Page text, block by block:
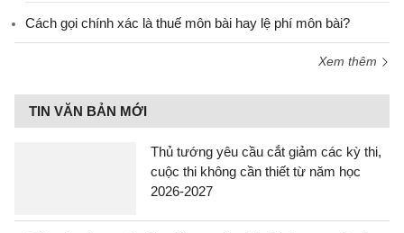
Cách gọi chính xác là thuế môn bài hay lệ phí môn bài?
Xem thêm
TIN VĂN BẢN MỚI
Thủ tướng yêu cầu cắt giảm các kỳ thi,
cuộc thi không cần thiết từ năm học
2026-2027